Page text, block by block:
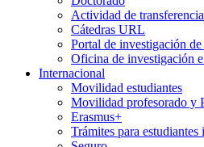
Actividad de transferencia
Cátedras URL
Portal de investigación
Oficina de investigación
Internacional
Movilidad estudiantes
Movilidad profesorado y
Erasmus+
Trámites para estudiantes